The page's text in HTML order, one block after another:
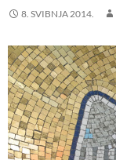
8. SVIBNJA 2014.